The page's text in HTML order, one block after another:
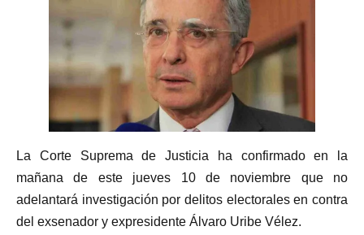
La Corte Suprema de Justicia ha confirmado en la
mañana de este jueves 10 de noviembre que no
adelantará investigación por delitos electorales en contra
del exsenador y expresidente Álvaro Uribe Vélez.